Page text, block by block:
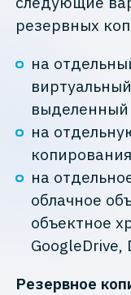
резервных
на
выделенный
на
на
облачное
объектное
GoogleDrive,
Резервное